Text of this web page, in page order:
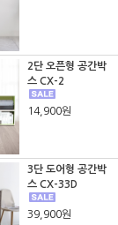
2단 오픈형 공간박
스 CX-2
14,900원
3단 도어형 공간박
스 CX-33D
39,900원